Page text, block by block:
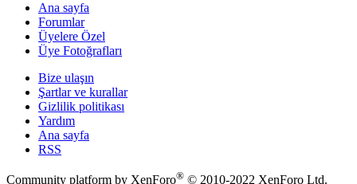
Ana sayfa
Forumlar
Üyelere Özel
Üye Fotoğrafları
Bize ulaşın
Şartlar ve kurallar
Gizlilik politikası
Yardım
Ana sayfa
RSS
Community platform by XenForo® © 2010-2022 XenForo Ltd.